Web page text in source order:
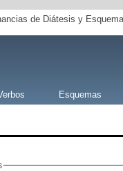
de Diátesis y
Esquemas